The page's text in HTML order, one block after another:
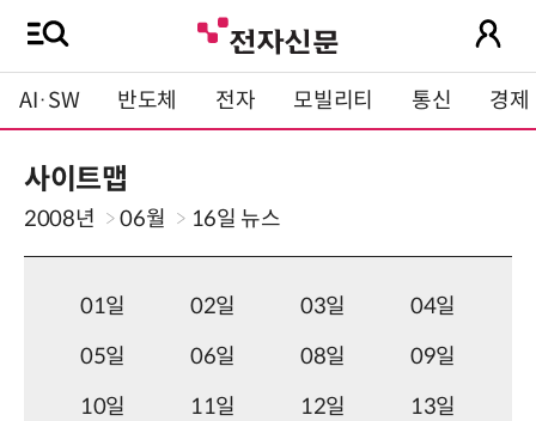
AI·SW 반도체 전자 모빌리티 통신 경제
사이트맵
2008년 06월 16일 뉴스
01일 02일 03일
04일
05일
06일 08일
09일
10일
11일 12일
13일